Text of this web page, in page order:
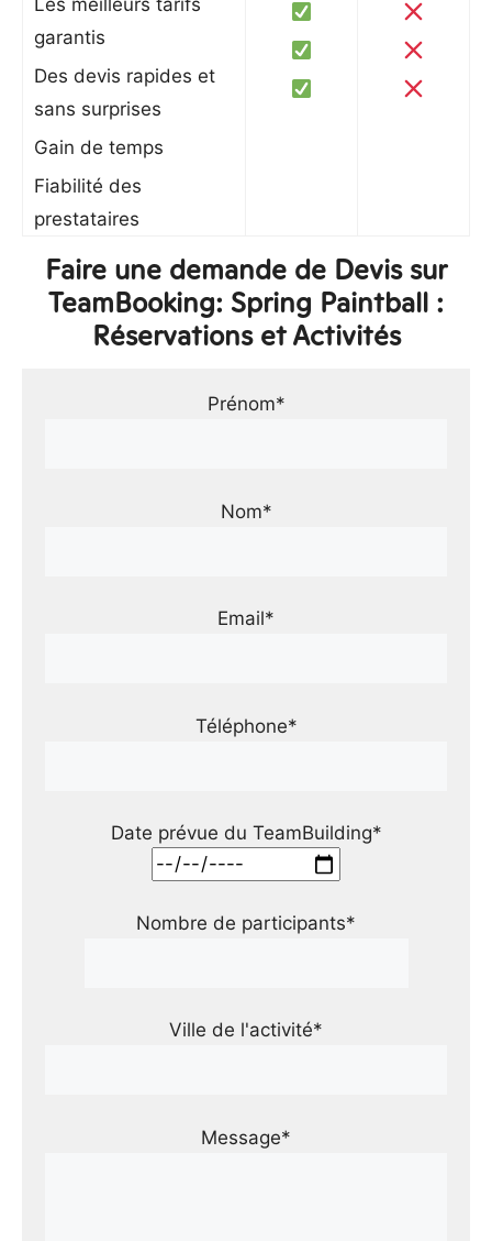
Les meilleurs tarifs
garantis
Des devis rapides et
sans surprises
Gain de temps
Fiabilité des
prestataires
Faire une demande de Devis sur
TeamBooking: Spring Paintball :
Réservations et Activités
Prénom*
Nom*
Email*
Téléphone*
Date prévue du TeamBuilding*
Nombre de participants*
Ville de l'activité*
Message*